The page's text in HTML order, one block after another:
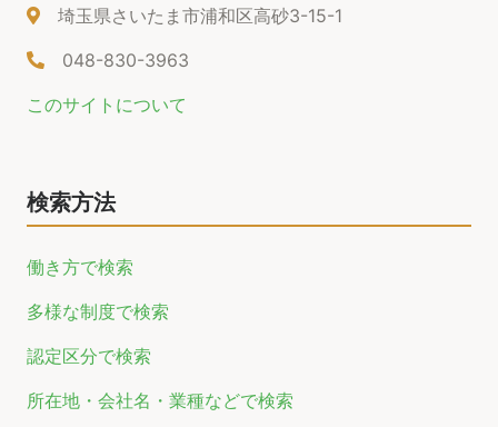
埼玉県さいたま市浦和区高砂3-15-1
048-830-3963
このサイトについて
検索方法
働き方で検索
多様な制度で検索
認定区分で検索
所在地・会社名・業種などで検索